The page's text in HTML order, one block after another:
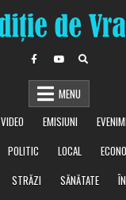
MENU
VIDEO EMISIUNI
POLITIC LOCAL
STRĂZI SĂNĂTATE